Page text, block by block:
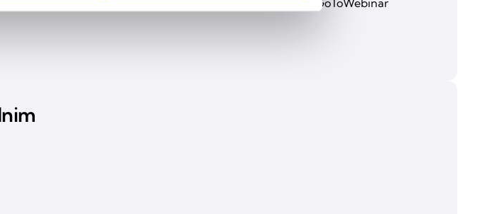
Electronics S.r.l.» Unipessoal através da plataforma GoToWebinar